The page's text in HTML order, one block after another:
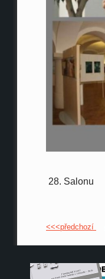
28. Salonu
<<<předchozí